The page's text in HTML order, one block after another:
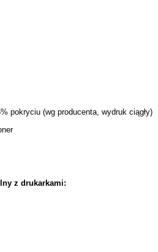
pokryciu (wg producenta, wydruk ciągły)
z drukarkami: